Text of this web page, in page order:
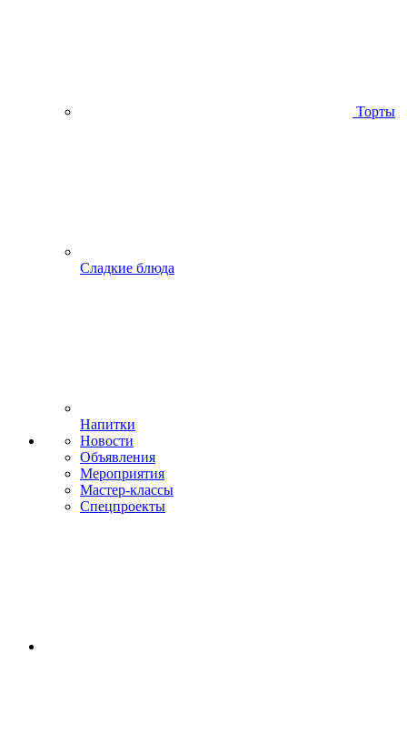
Торты
Сладкие блюда
Напитки
Новости
Объявления
Мероприятия
Мастер-классы
Спецпроекты